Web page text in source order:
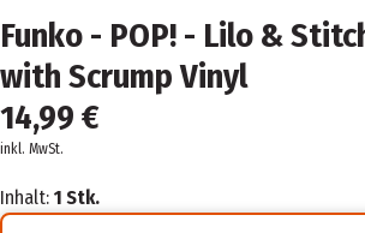
Funko - POP! - Lilo &
with Scrump Vinyl
14,99 €
inkl. MwSt.
Inhalt: 1 Stk.